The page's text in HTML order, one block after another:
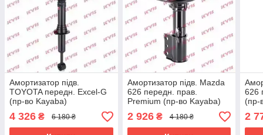
Амортизатор підв.
TOYOTA передн. Excel-G
(пр-во Kayaba)
4 326 ₴ 6 180 ₴
Амортизатор підв. Mazda
626 передн. прав.
Premium (пр-во Kayaba)
2 926₴ 4 180 ₴
626
(пр-
2